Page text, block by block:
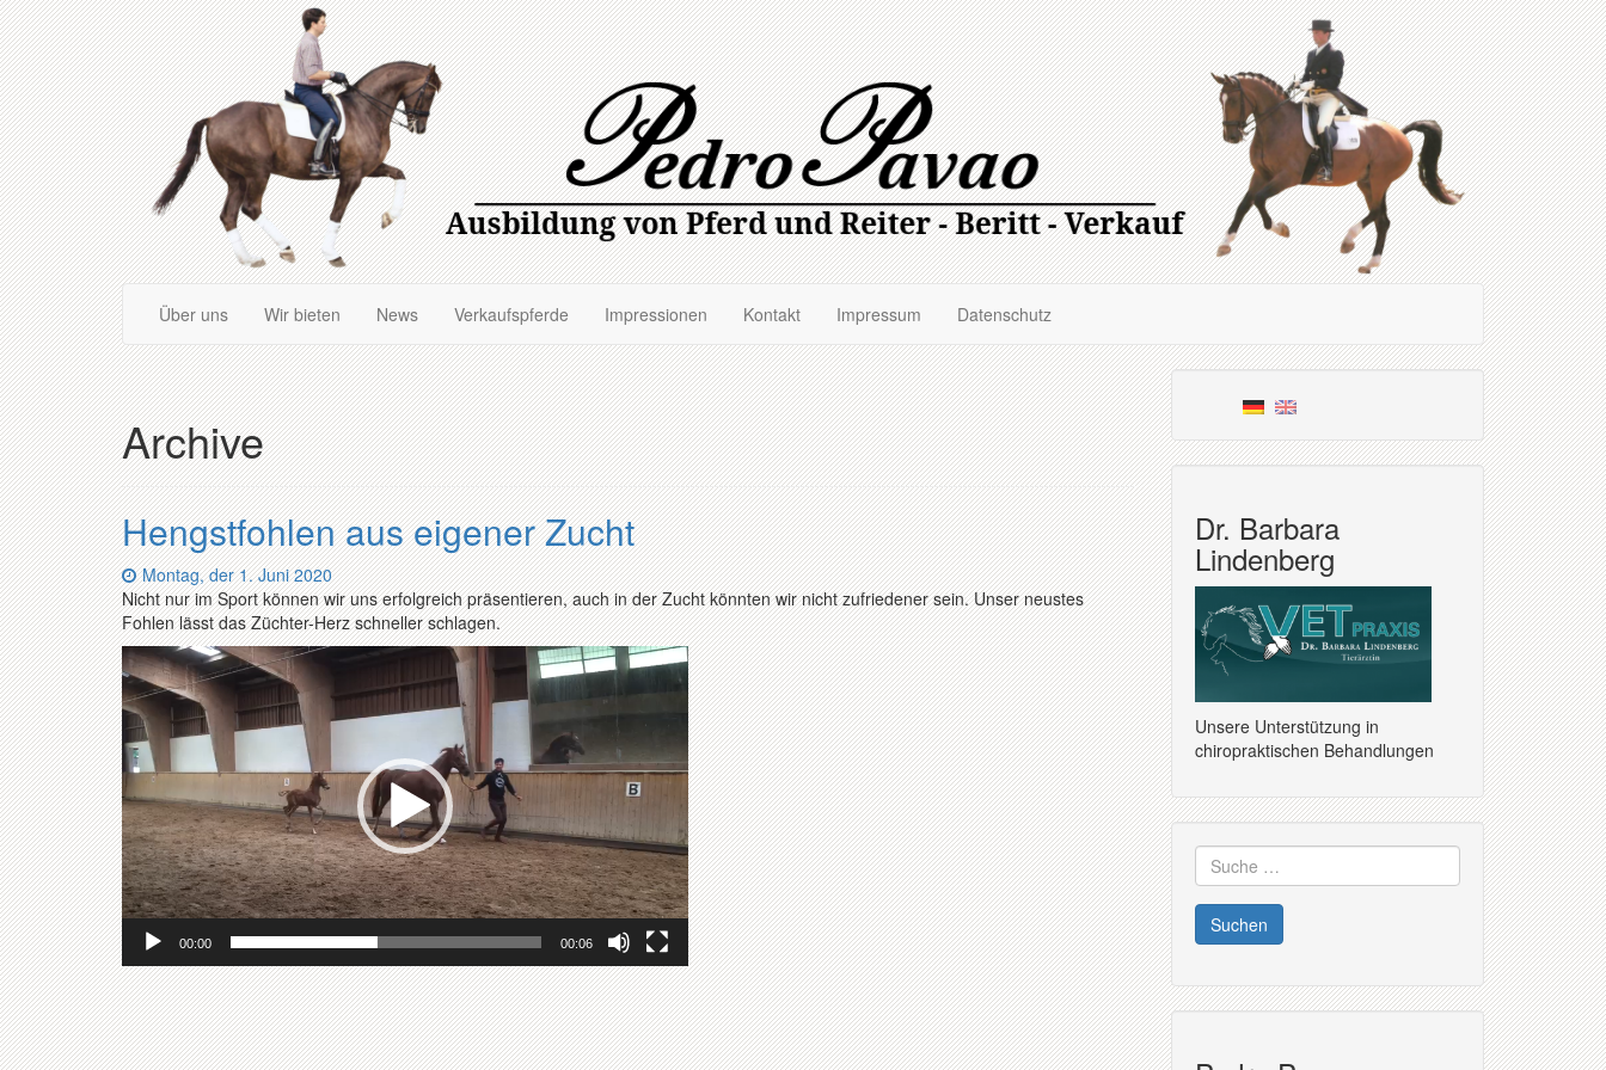
Zum
Hauptinhalt
springen
Über uns Wir bieten News Verkaufspferde Impressionen Kontakt Impressum Datenschutz
Archive
Hengstfohlen aus eigener Zucht
Datum:
Montag, der 1. Juni 2020
Nicht nur im Sport können wir uns erfolgreich präsentieren, auch in der Zucht könnten wir nicht zufriedener sein. Unser neustes
Fohlen lässt das Züchter-Herz schneller schlagen.
Video-
Player
00:00 00:06
Dr. Barbara
Lindenberg
Unsere Unterstützung in
chiropraktischen Behandlungen
Suche
nach: